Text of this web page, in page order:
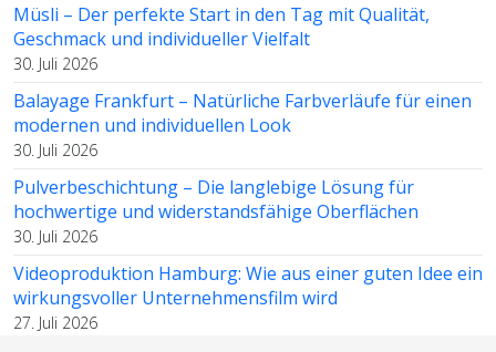
Müsli – Der perfekte Start in den Tag mit Qualität,
Geschmack und individueller Vielfalt
30. Juli 2026
Balayage Frankfurt – Natürliche Farbverläufe für einen
modernen und individuellen Look
30. Juli 2026
Pulverbeschichtung – Die langlebige Lösung für
hochwertige und widerstandsfähige Oberflächen
30. Juli 2026
Videoproduktion Hamburg: Wie aus einer guten Idee ein
wirkungsvoller Unternehmensfilm wird
27. Juli 2026